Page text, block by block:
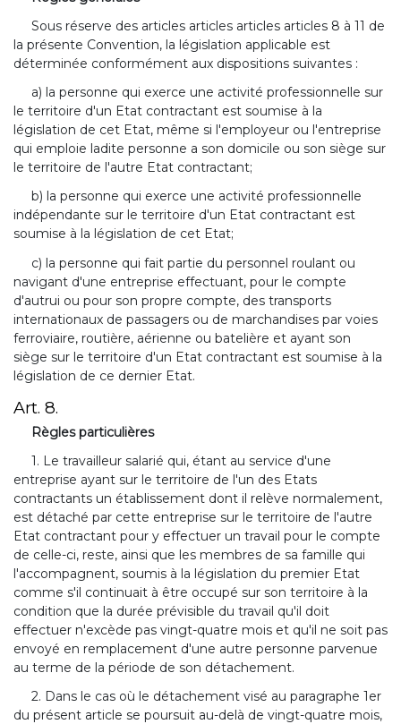
Sous réserve des articles articles articles articles 8 à 11 de
la présente Convention, la législation applicable est
déterminée conformément aux dispositions suivantes :
a) la personne qui exerce une activité professionnelle sur
le territoire d'un Etat contractant est soumise à la
législation de cet Etat, même si l'employeur ou l'entreprise
qui emploie ladite personne a son domicile ou son siège sur
le territoire de l'autre Etat contractant;
b) la personne qui exerce une activité professionnelle
indépendante sur le territoire d'un Etat contractant est
soumise à la législation de cet Etat;
c) la personne qui fait partie du personnel roulant ou
navigant d'une entreprise effectuant, pour le compte
d'autrui ou pour son propre compte, des transports
internationaux de passagers ou de marchandises par voies
ferroviaire, routière, aérienne ou batelière et ayant son
siège sur le territoire d'un Etat contractant est soumise à la
législation de ce dernier Etat.
Art. 8.
Règles particulières
1. Le travailleur salarié qui, étant au service d'une
entreprise ayant sur le territoire de l'un des Etats
contractants un établissement dont il relève normalement,
est détaché par cette entreprise sur le territoire de l'autre
Etat contractant pour y effectuer un travail pour le compte
de celle-ci, reste, ainsi que les membres de sa famille qui
l'accompagnent, soumis à la législation du premier Etat
comme s'il continuait à être occupé sur son territoire à la
condition que la durée prévisible du travail qu'il doit
effectuer n'excède pas vingt-quatre mois et qu'il ne soit pas
envoyé en remplacement d'une autre personne parvenue
au terme de la période de son détachement.
2. Dans le cas où le détachement visé au paragraphe 1er
du présent article se poursuit au-delà de vingt-quatre mois,